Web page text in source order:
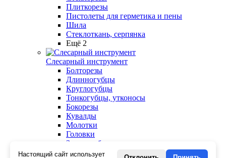
Плиткорезы
Пистолеты для герметика и пены
Шила
Стеклоткань, серпянка
Ещё 2
Слесарный инструмент
Болторезы
Длинногубцы
Круглогубцы
Тонкогубцы, утконосы
Бокорезы
Кувалды
Молотки
Головки
Зенкера, бородки, кернеры
Керны
Настоящий сайт использует